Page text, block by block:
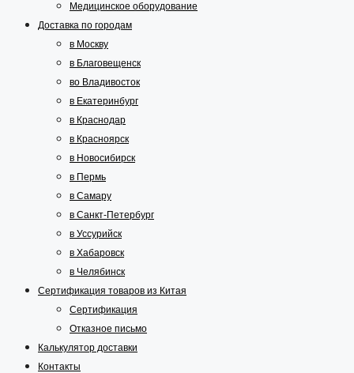
Медицинское оборудование
Доставка по городам
в Москву
в Благовещенск
во Владивосток
в Екатеринбург
в Краснодар
в Красноярск
в Новосибирск
в Пермь
в Самару
в Санкт-Петербург
в Уссурийск
в Хабаровск
в Челябинск
Сертификация товаров из Китая
Сертификация
Отказное письмо
Калькулятор доставки
Контакты